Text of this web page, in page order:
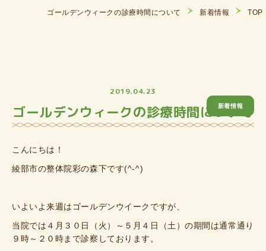
TOP
新着情報
ゴールデンウィークの診療時間について
新着情報
2019.04.23
ゴールデンウィークの診療時間について
こんにちは！
綾部市の整体院彩の森下です(^-^)
いよいよ来週はゴールデンウイークですが、
当院では４月３０日（火）～５月４日（土）の期間は通常通り
９時～２０時まで診察しております。